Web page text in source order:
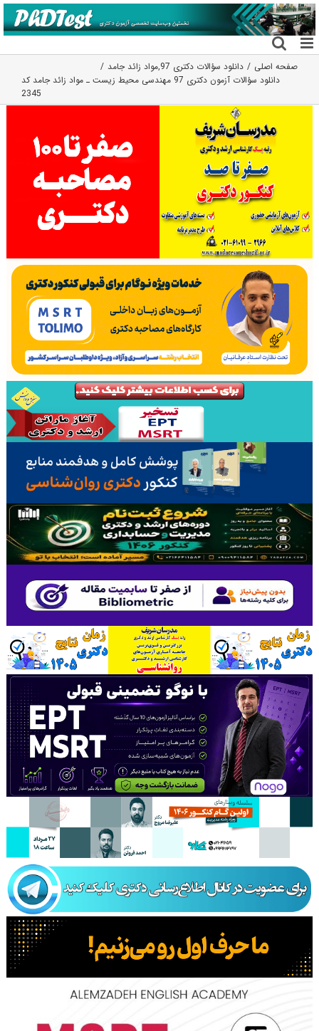
رفتن
به
محتوا
صفحه اصلی دانلود سؤالات دکتری 97 ,مواد زائد جامد
دانلود سؤالات آزمون دکتری 97 مهندسی محیط زیست ـ مواد زائد جامد کد
2345